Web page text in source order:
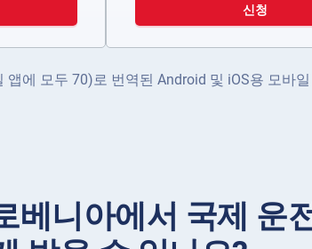
신청
에 모두 70)로 번역된 Android 및 iOS용 모바
베니아에서 국제 운